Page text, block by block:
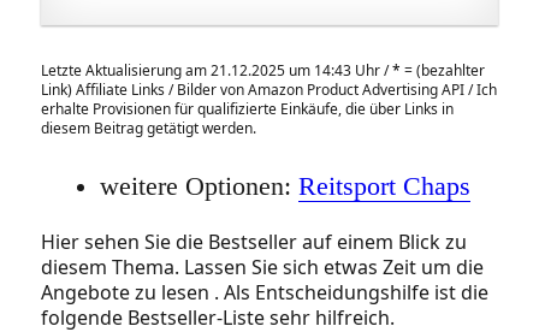
Letzte Aktualisierung am 21.12.2025 um 14:43 Uhr /* = (bezahlter
Link) Affiliate Links / Bilder von Amazon Product Advertising API / Ich
erhalte Provisionen für qualifizierte Einkäufe, die über Links in
diesem Beitrag getätigt werden.
weitere Optionen: Reitsport Chaps
Hier sehen Sie die Bestseller auf einem Blick zu
diesem Thema. Lassen Sie sich etwas Zeit um die
Angebote zu lesen . Als Entscheidungshilfe ist die
folgende Bestseller-Liste sehr hilfreich.